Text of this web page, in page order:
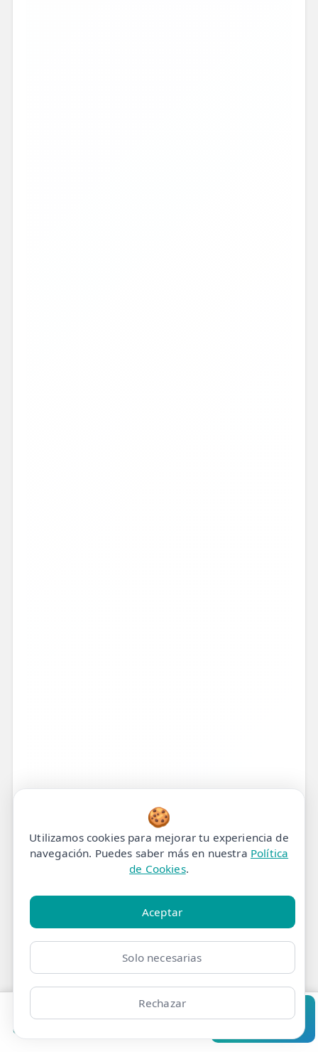
Clínicas
Tratamiento de
Fisioterapia para Dolor de
Nervio Safeno en Madrid
En eFISIO, tu centro de fisioterapia en
fisioterapia Dolor de Nervio Safeno
Pedir cita Consultar
🍪
Utilizamos cookies para mejorar tu experiencia de
navegación. Puedes saber más en nuestra Política
de Cookies.
Aceptar
Solo necesarias
Rechazar